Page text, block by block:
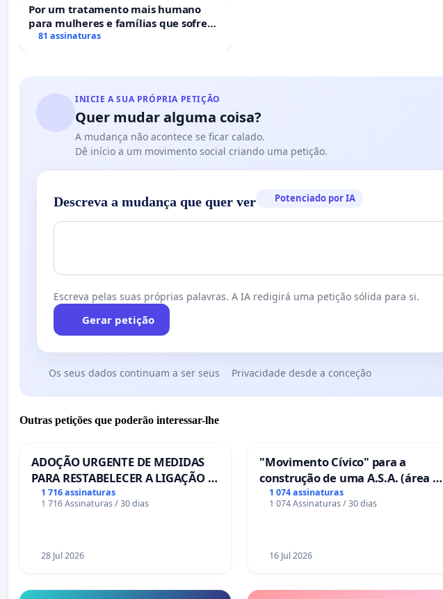
Por um tratamento mais humano
para mulheres e famílias que sofrem
uma perda gestacional nos hospitais
81 assinaturas
INICIE A SUA PRÓPRIA PETIÇÃO
Quer mudar alguma coisa?
A mudança não acontece se ficar calado.
Dê início a um movimento social criando uma petição.
Descreva a mudança que quer ver Potenciado por IA
Escreva pelas suas próprias palavras. A IA redigirá uma petição sólida para si.
Gerar petição
Os seus dados continuam a ser seus Privacidade desde a conceção
Outras petições que poderão interessar-lhe
ADOÇÃO URGENTE DE MEDIDAS
PARA RESTABELECER A LIGAÇÃO -
PONTE RS-129
1 716 assinaturas
1 716 Assinaturas / 30 dias
28 Jul 2026
"Movimento Cívico" para a
construção de uma A.S.A. (área de
serviços para autocaravanas) em
Coimbra
1 074 assinaturas
1 074 Assinaturas / 30 dias
16 Jul 2026